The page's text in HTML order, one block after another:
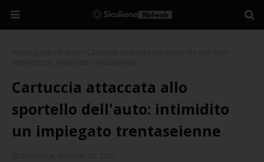
Cartuccia attaccata allo
sportello dell'auto: intimidito
un impiegato trentaseienne